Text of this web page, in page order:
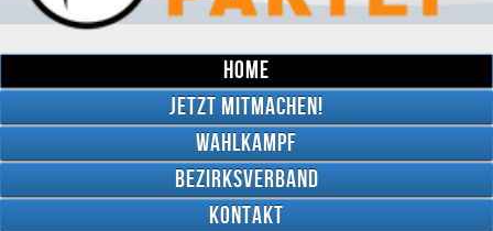
Home
Jetzt mitmachen!
Wahlkampf
Bezirksverband
Kontakt